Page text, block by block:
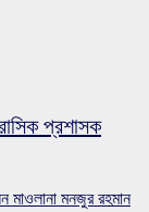
প্রশাসক
মাওলানা মনজুর রহমান